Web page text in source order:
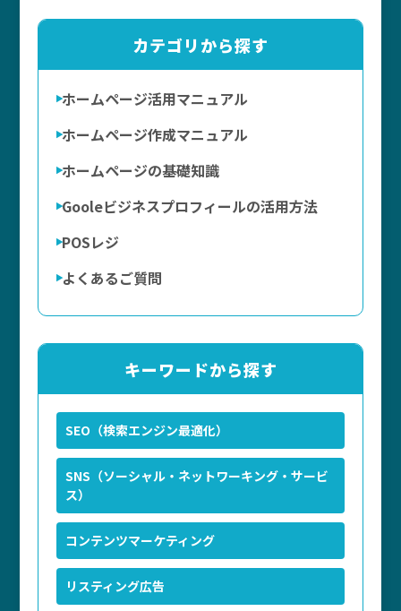
カテゴリから探す
ホームページ活用マニュアル
ホームページ作成マニュアル
ホームページの基礎知識
Gooleビジネスプロフィールの活用方法
POSレジ
よくあるご質問
キーワードから探す
SEO（検索エンジン最適化）
SNS（ソーシャル・ネットワーキング・サービ
ス）
コンテンツマーケティング
リスティング広告